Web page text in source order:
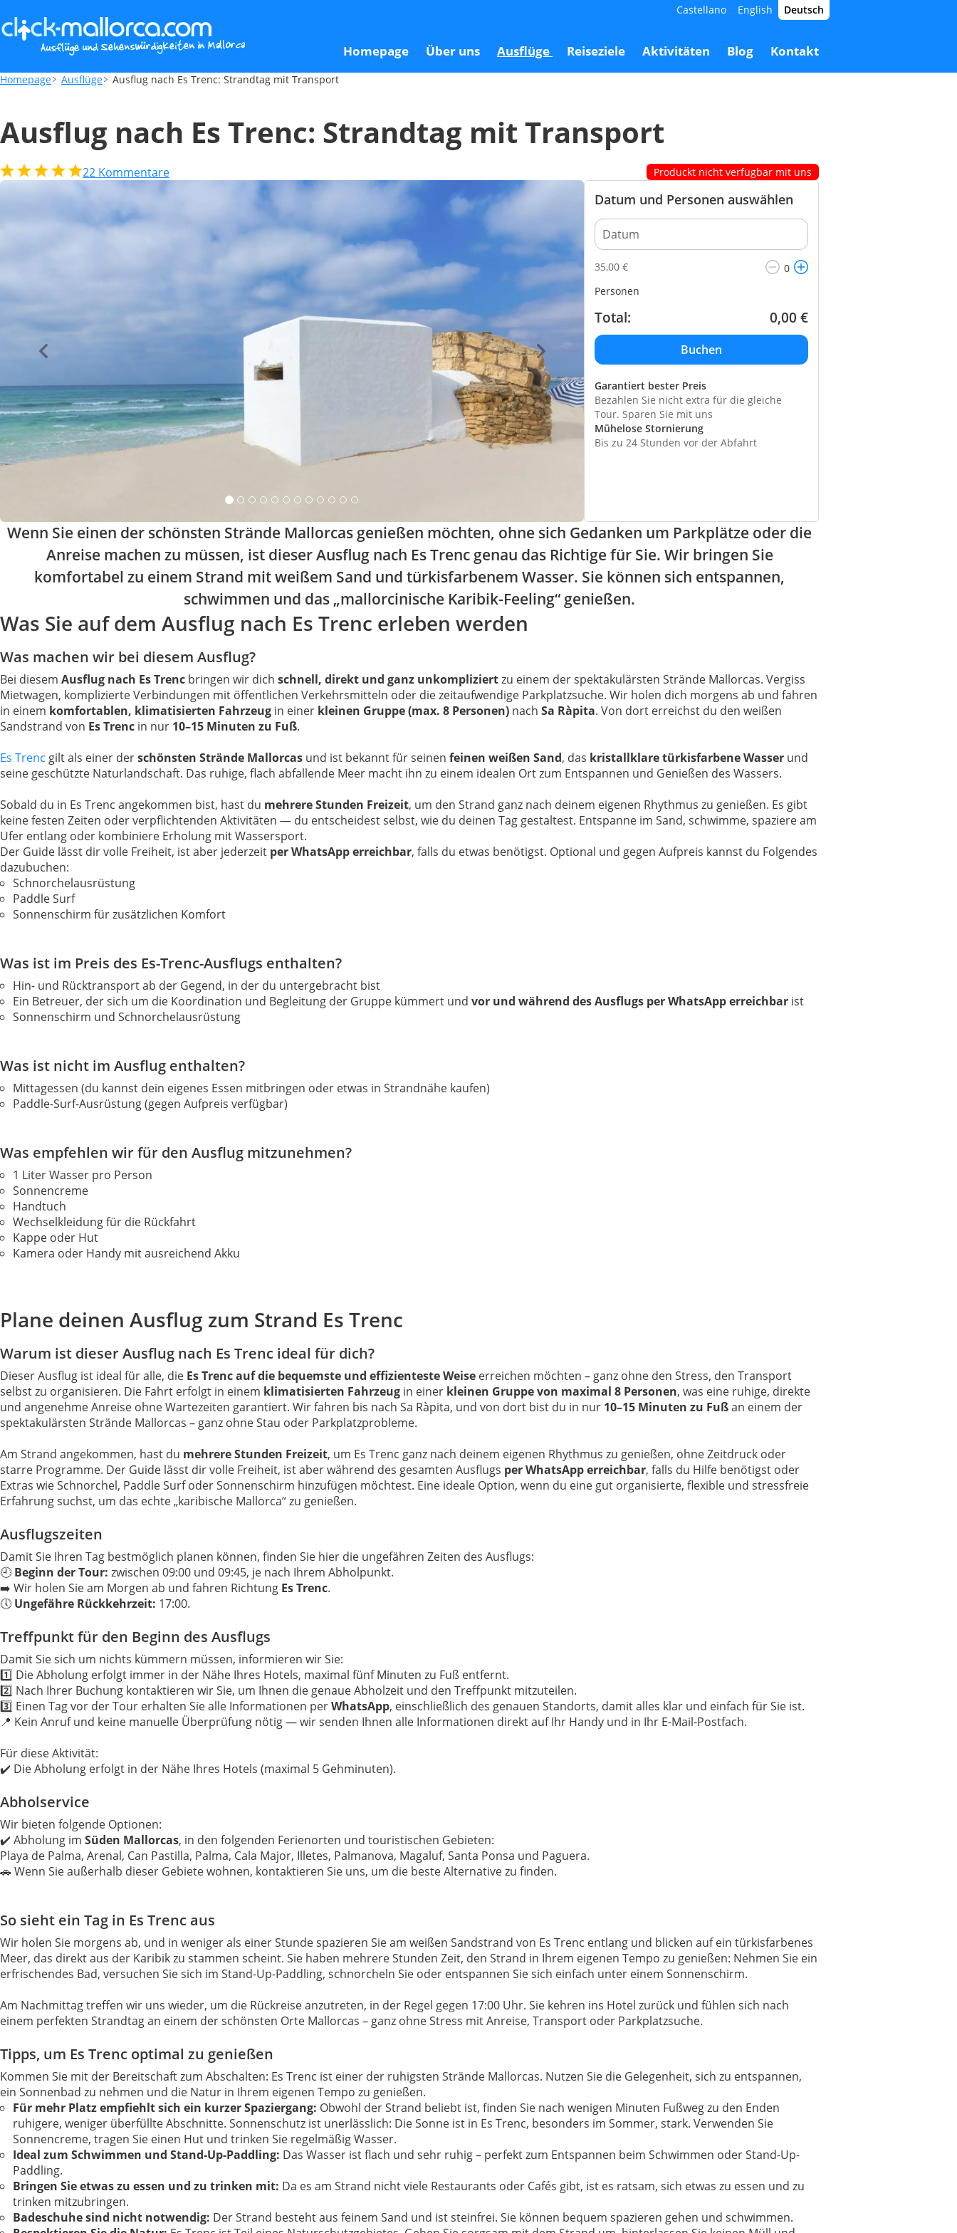
Homepage Über uns Ausflüge Reiseziele Aktivitäten Blog Kontakt
Castellano English Deutsch
Ausflug nach Es Trenc: Strandtag mit Transport 35,00 € 35,00 € Buchen
Homepage Ausflüge Ausflug nach Es Trenc: Strandtag mit Transport
Ausflug nach Es Trenc: Strandtag mit Transport
22 Kommentare Produckt nicht verfügbar mit uns
Datum und Personen auswählen
35,00 €
Personen
Total: 0,00 €
Garantiert bester Preis
Bezahlen Sie nicht extra für die gleiche
Tour. Sparen Sie mit uns
Mühelose Stornierung
Bis zu 24 Stunden vor der Abfahrt
Wenn Sie einen der schönsten Strände Mallorcas genießen möchten, ohne sich Gedanken um Parkplätze oder die
Anreise machen zu müssen, ist dieser Ausflug nach Es Trenc genau das Richtige für Sie. Wir bringen Sie
komfortabel zu einem Strand mit weißem Sand und türkisfarbenem Wasser. Sie können sich entspannen,
schwimmen und das „mallorcinische Karibik-Feeling“ genießen.
Was Sie auf dem Ausflug nach Es Trenc erleben werden
Was machen wir bei diesem Ausflug?
Bei diesem Ausflug nach Es Trenc bringen wir dich schnell, direkt und ganz unkompliziertzu einem der spektakulärsten Strände Mallorcas. Vergiss
Mietwagen, komplizierte Verbindungen mit öffentlichen Verkehrsmitteln oder die zeitaufwendige Parkplatzsuche. Wir holen dich morgens ab und fahren
in einem komfortablen, klimatisierten Fahrzeug in einer kleinen Gruppe (max. 8 Personen) nach Sa Ràpita. Von dort erreichst du den weißen
Sandstrand von Es Trenc in nur 10–15 Minuten zu Fuß.
Es Trenc gilt als einer derschönsten Strände Mallorcas und ist bekannt für seinen feinen weißen Sand, das kristallklare türkisfarbene Wasser und
seine geschützte Naturlandschaft. Das ruhige, flach abfallende Meer macht ihn zu einem idealen Ort zum Entspannen und Genießen des Wassers.
Sobald du in Es Trenc angekommen bist, hast du mehrere Stunden Freizeit, um den Strand ganz nach deinem eigenen Rhythmus zu genießen. Es gibt
keine festen Zeiten oder verpflichtenden Aktivitäten — du entscheidest selbst, wie du deinen Tag gestaltest. Entspanne im Sand, schwimme, spaziere am
Ufer entlang oder kombiniere Erholung mit Wassersport.
Der Guide lässt dir volle Freiheit, ist aber jederzeit per WhatsApp erreichbar, falls du etwas benötigst. Optional und gegen Aufpreis kannst du Folgendes
dazubuchen:
Schnorchelausrüstung
Paddle Surf
Sonnenschirm für zusätzlichen Komfort
Was ist im Preis des Es-Trenc-Ausflugs enthalten?
Hin- und Rücktransport ab der Gegend, in der du untergebracht bist
Ein Betreuer, der sich um die Koordination und Begleitung der Gruppe kümmert und vor und während des Ausflugs per WhatsApp erreichbar ist
Sonnenschirm und Schnorchelausrüstung
Was ist nicht im Ausflug enthalten?
Mittagessen (du kannst dein eigenes Essen mitbringen oder etwas in Strandnähe kaufen)
Paddle-Surf-Ausrüstung (gegen Aufpreis verfügbar)
Was empfehlen wir für den Ausflug mitzunehmen?
1 Liter Wasser pro Person
Sonnencreme
Handtuch
Wechselkleidung für die Rückfahrt
Kappe oder Hut
Kamera oder Handy mit ausreichend Akku
Plane deinen Ausflug zum Strand Es Trenc
Warum ist dieser Ausflug nach Es Trenc ideal für dich?
Dieser Ausflug ist ideal für alle, die Es Trenc auf die bequemste und effizienteste Weise erreichen möchten – ganz ohne den Stress, den Transport
selbst zu organisieren. Die Fahrt erfolgt in einem klimatisierten Fahrzeug in einer kleinen Gruppe von maximal 8 Personen, was eine ruhige, direkte
und angenehme Anreise ohne Wartezeiten garantiert. Wir fahren bis nach Sa Ràpita, und von dort bist du in nur 10–15 Minuten zu Fußan einem der
spektakulärsten Strände Mallorcas – ganz ohne Stau oder Parkplatzprobleme.
Am Strand angekommen, hast du mehrere Stunden Freizeit, um Es Trenc ganz nach deinem eigenen Rhythmus zu genießen, ohne Zeitdruck oder
starre Programme. Der Guide lässt dir volle Freiheit, ist aber während des gesamten Ausflugs per WhatsApp erreichbar, falls du Hilfe benötigst oder
Extras wie Schnorchel, Paddle Surf oder Sonnenschirm hinzufügen möchtest. Eine ideale Option, wenn du eine gut organisierte, flexible und stressfreie
Erfahrung suchst, um das echte „karibische Mallorca“ zu genießen.
Ausflugszeiten
Damit Sie Ihren Tag bestmöglich planen können, finden Sie hier die ungefähren Zeiten des Ausflugs:
🕘 Beginn der Tour: zwischen 09:00 und 09:45, je nach Ihrem Abholpunkt.
➡️ Wir holen Sie am Morgen ab und fahren Richtung Es Trenc.
🕔 Ungefähre Rückkehrzeit: 17:00.
Treffpunkt für den Beginn des Ausflugs
Damit Sie sich um nichts kümmern müssen, informieren wir Sie:
1️⃣ Die Abholung erfolgt immer in der Nähe Ihres Hotels, maximal fünf Minuten zu Fuß entfernt.
2️⃣ Nach Ihrer Buchung kontaktieren wir Sie, um Ihnen die genaue Abholzeit und den Treffpunkt mitzuteilen.
3️⃣ Einen Tag vor der Tour erhalten Sie alle Informationen perWhatsApp, einschließlich des genauen Standorts, damit alles klar und einfach für Sie ist.
📍 Kein Anruf und keine manuelle Überprüfung nötig — wir senden Ihnen alle Informationen direkt auf Ihr Handy und in Ihr E-Mail-Postfach.
Für diese Aktivität:
✔️ Die Abholung erfolgt in der Nähe Ihres Hotels (maximal 5 Gehminuten).
Abholservice
Wir bieten folgende Optionen:
✔️ Abholung im Süden Mallorcas, in den folgenden Ferienorten und touristischen Gebieten:
Playa de Palma, Arenal, Can Pastilla, Palma, Cala Major, Illetes, Palmanova, Magaluf, Santa Ponsa und Paguera.
🚗 Wenn Sie außerhalb dieser Gebiete wohnen, kontaktieren Sie uns, um die beste Alternative zu finden.
So sieht ein Tag in Es Trenc aus
Wir holen Sie morgens ab, und in weniger als einer Stunde spazieren Sie am weißen Sandstrand von Es Trenc entlang und blicken auf ein türkisfarbenes
Meer, das direkt aus der Karibik zu stammen scheint. Sie haben mehrere Stunden Zeit, den Strand in Ihrem eigenen Tempo zu genießen: Nehmen Sie ein
erfrischendes Bad, versuchen Sie sich im Stand-Up-Paddling, schnorcheln Sie oder entspannen Sie sich einfach unter einem Sonnenschirm.
Am Nachmittag treffen wir uns wieder, um die Rückreise anzutreten, in der Regel gegen 17:00 Uhr. Sie kehren ins Hotel zurück und fühlen sich nach
einem perfekten Strandtag an einem der schönsten Orte Mallorcas – ganz ohne Stress mit Anreise, Transport oder Parkplatzsuche.
Tipps, um Es Trenc optimal zu genießen
Kommen Sie mit der Bereitschaft zum Abschalten: Es Trenc ist einer der ruhigsten Strände Mallorcas. Nutzen Sie die Gelegenheit, sich zu entspannen,
ein Sonnenbad zu nehmen und die Natur in Ihrem eigenen Tempo zu genießen.
Für mehr Platz empfiehlt sich ein kurzer Spaziergang: Obwohl der Strand beliebt ist, finden Sie nach wenigen Minuten Fußweg zu den Enden
ruhigere, weniger überfüllte Abschnitte. Sonnenschutz ist unerlässlich: Die Sonne ist in Es Trenc, besonders im Sommer, stark. Verwenden Sie
Sonnencreme, tragen Sie einen Hut und trinken Sie regelmäßig Wasser.
Ideal zum Schwimmen und Stand-Up-Paddling: Das Wasser ist flach und sehr ruhig – perfekt zum Entspannen beim Schwimmen oder Stand-Up-
Paddling.
Bringen Sie etwas zu essen und zu trinken mit: Da es am Strand nicht viele Restaurants oder Cafés gibt, ist es ratsam, sich etwas zu essen und zu
trinken mitzubringen.
Badeschuhe sind nicht notwendig: Der Strand besteht aus feinem Sand und ist steinfrei. Sie können bequem spazieren gehen und schwimmen.